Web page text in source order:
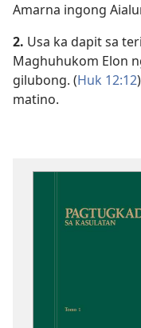
Amarna ingong
2. Usa ka dapit sa
Maghuhukom Elon
gilubong. (Huk 12:12
matino.